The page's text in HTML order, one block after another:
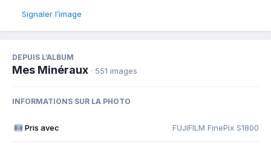
Signaler l’image
DEPUIS L’ALBUM
Mes Minéraux · 551 images
INFORMATIONS SUR LA PHOTO
Pris avec FUJIFILM FinePix S1800